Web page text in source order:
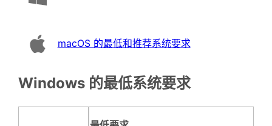
macOS 的最低和推荐系统要求
Windows 的最低系统要求